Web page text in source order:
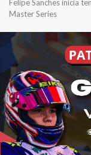
Felipe Sanches inicia
Master Series